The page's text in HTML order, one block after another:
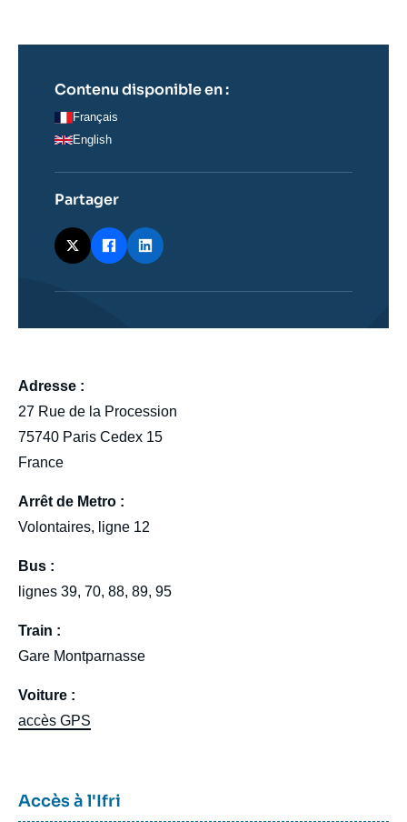
body
Adresse :
27 Rue de la Procession
75740 Paris Cedex 15
France
Arrêt de Metro :
Volontaires, ligne 12
Bus :
lignes 39, 70, 88, 89, 95
Train :
Gare Montparnasse
Voiture :
accès GPS
Contenu disponible en :
Français
English
Partager
En
savoir
Titre
Accès à l'Ifri